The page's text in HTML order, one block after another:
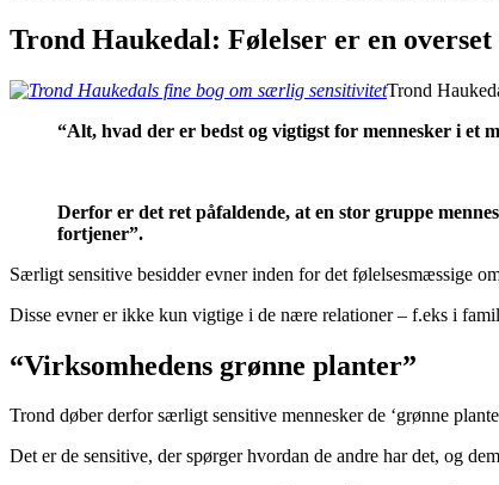
Trond Haukedal: Følelser er en
Trond
“Alt, hvad der er bedst og vigtigst for mennesker i et
Derfor er det ret påfaldende, at en stor gruppe
fortjener”.
Særligt sensitive besidder evner inden for det følelsesmæssige
Disse evner er ikke kun vigtige i de nære relationer – f.eks i
“Virksomhedens grønne planter”
Trond døber derfor særligt sensitive mennesker de ‘grønne
Det er de sensitive, der spørger hvordan de andre har det, og